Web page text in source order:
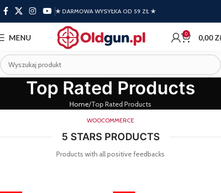
★ DARMOWA WYSYŁKA OD 59 ZŁ ★
MENU 0 0,00
Top Rated Products
Home Top Rated Products
WOOCOMMERCE
5 STARS PRODUCTS
Products with all positive feedbacks